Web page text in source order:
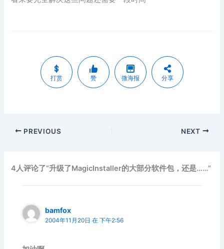
打赏 赞 微海报 分享
PREVIOUS NEXT
4人评论了“升级了MagicInstaller的大部分软件包，还是……”
bamfox
2004年11月20日 在 下午2:56